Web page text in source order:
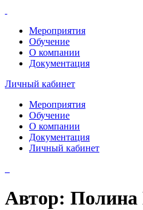
Мероприятия
Обучение
О компании
Документация
Личный кабинет
Мероприятия
Обучение
О компании
Документация
Личный кабинет
Автор: